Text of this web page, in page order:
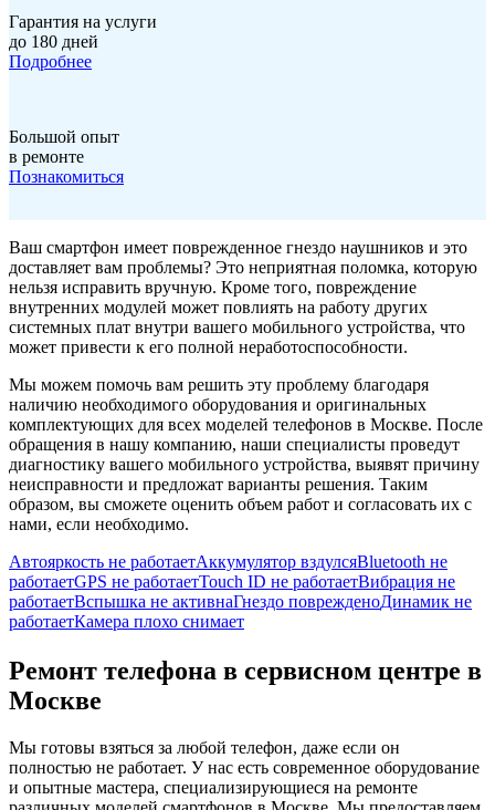
Гарантия на услуги
до 180 дней
Подробнее
Большой опыт
в ремонте
Познакомиться
Ваш смартфон имеет поврежденное гнездо наушников и это
доставляет вам проблемы? Это неприятная поломка, которую
нельзя исправить вручную. Кроме того, повреждение
внутренних модулей может повлиять на работу других
системных плат внутри вашего мобильного устройства, что
может привести к его полной неработоспособности.
Мы можем помочь вам решить эту проблему благодаря
наличию необходимого оборудования и оригинальных
комплектующих для всех моделей телефонов в Москве. После
обращения в нашу компанию, наши специалисты проведут
диагностику вашего мобильного устройства, выявят причину
неисправности и предложат варианты решения. Таким
образом, вы сможете оценить объем работ и согласовать их с
нами, если необходимо.
Автояркость не работаетАккумулятор вздулсяBluetooth не
работаетGPS не работаетTouch ID не работаетВибрация не
работаетВспышка не активнаГнездо поврежденоДинамик не
работаетКамера плохо снимает
Ремонт телефона в сервисном центре в
Москве
Мы готовы взяться за любой телефон, даже если он
полностью не работает. У нас есть современное оборудование
и опытные мастера, специализирующиеся на ремонте